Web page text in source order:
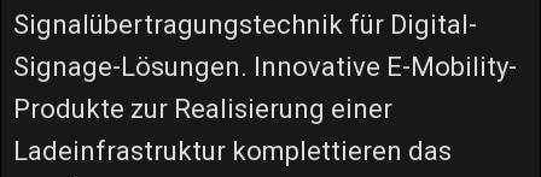
Signalübertragungstechnik für Digital-
Signage-Lösungen. Innovative E-Mobility-
Produkte zur Realisierung einer
Ladeinfrastruktur komplettieren das